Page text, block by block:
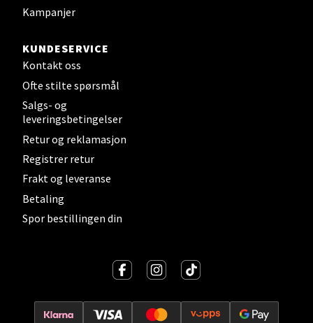
Kampanjer
KUNDESERVICE
Kontakt oss
Ofte stilte spørsmål
Salgs- og
leveringsbetingelser
Retur og reklamasjon
Registrer retur
Frakt og leveranse
Betaling
Spor bestillingen din
Steinkjer - Thon Senter Steinkjer
Sjøfartsgata 2, 7714 Steinkjer
Åpent i dag 10-20
0 i butikk
Torgbakken 2, 5401 Stord
Åpent i dag 10-17
0 i butikk